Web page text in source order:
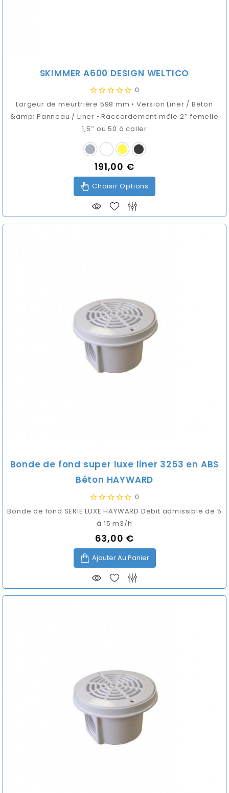
SKIMMER A600 DESIGN WELTICO
0
Largeur de meurtrière 598 mm • Version Liner / Béton
&amp; Panneau / Liner • Raccordement mâle 2’’ femelle
1,5’’ ou 50 à coller
Prix
191,00 €
Choisir Options
Bonde de fond super luxe liner 3253 en ABS
Béton HAYWARD
0
Bonde de fond SERIE LUXE HAYWARD Débit admissible de 5
à 15 m3/h
Prix
63,00 €
Ajouter Au Panier